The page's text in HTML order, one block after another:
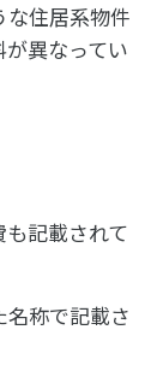
な住居系物件
異なってい
記載されて
称で記載さ